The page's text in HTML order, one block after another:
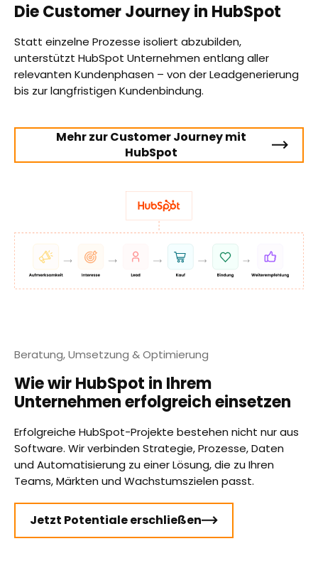
Die Customer Journey in HubSpot
Statt einzelne Prozesse isoliert abzubilden,
unterstützt HubSpot Unternehmen entlang aller
relevanten Kundenphasen – von der Leadgenerierung
bis zur langfristigen Kundenbindung.
Mehr zur Customer Journey mit
HubSpot
Beratung, Umsetzung & Optimierung
Wie wir HubSpot in Ihrem
Unternehmen erfolgreich einsetzen
Erfolgreiche HubSpot-Projekte bestehen nicht nur aus
Software. Wir verbinden Strategie, Prozesse, Daten
und Automatisierung zu einer Lösung, die zu Ihren
Teams, Märkten und Wachstumszielen passt.
Jetzt Potentiale erschließen